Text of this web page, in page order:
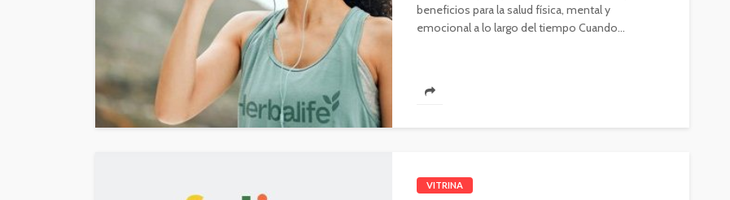
beneficios para la salud física, mental y
emocional a lo largo del tiempo Cuando...
VITRINA